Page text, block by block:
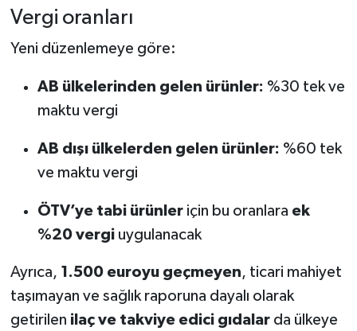
Vergi oranları
Yeni düzenlemeye göre:
AB ülkelerinden gelen ürünler: %30 tek ve
maktu vergi
AB dışı ülkelerden gelen ürünler: %60 tek
ve maktu vergi
ÖTV’ye tabi ürünleriçin bu oranlara ek
%20 vergiuygulanacak
Ayrıca, 1.500 euroyu geçmeyen, ticari mahiyet
taşımayan ve sağlık raporuna dayalı olarak
getirilen ilaç ve takviye edici gıdalarda ülkeye